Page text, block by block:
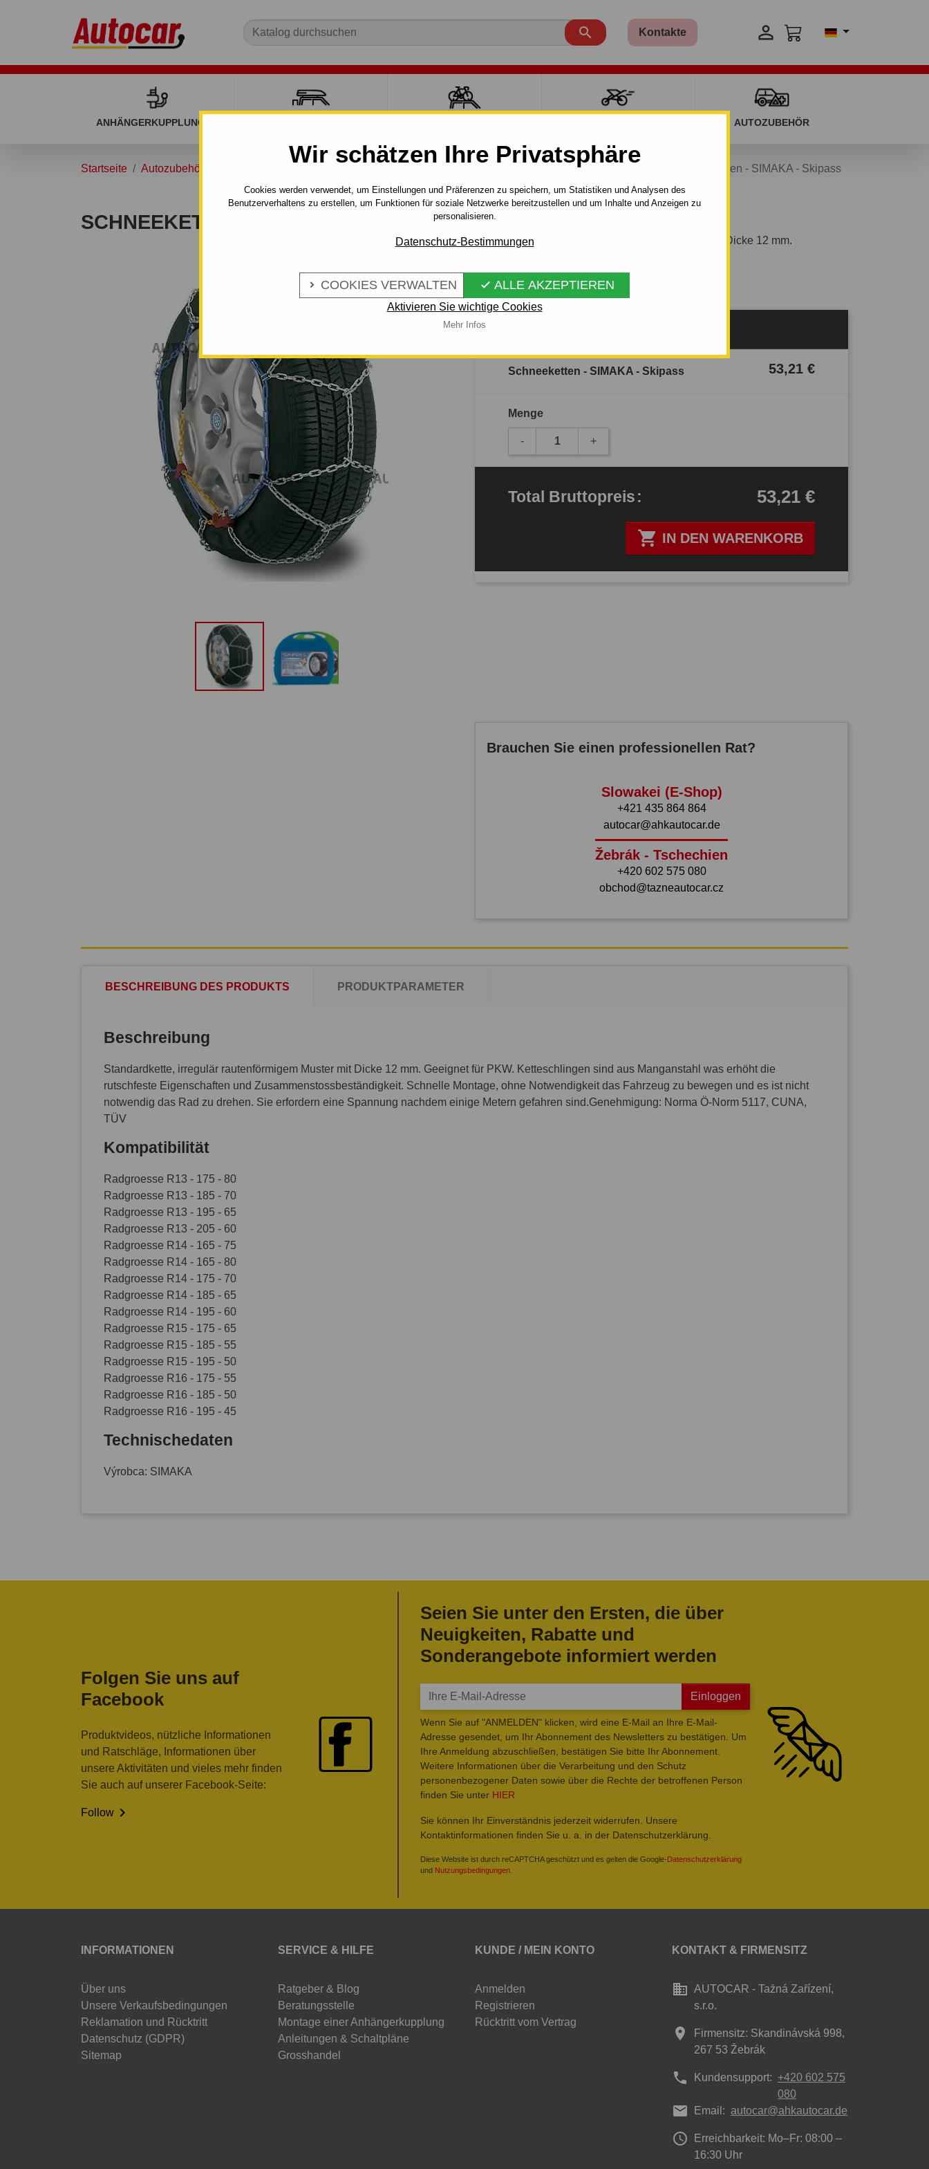
Wir schätzen Ihre Privatsphäre
Cookies werden verwendet, um Einstellungen und Präferenzen zu speichern, um Statistiken und Analysen des
Benutzerverhaltens zu erstellen, um Funktionen für soziale Netzwerke bereitzustellen und um Inhalte und Anzeigen zu
personalisieren.
Datenschutz-Bestimmungen
 COOKIES VERWALTEN  ALLE AKZEPTIEREN
Aktivieren Sie wichtige Cookies
Mehr Infos
 Kontakte 
ANHÄNGERKUPPLUNGEN AUTOZUBEHÖR
Startseite Autozubehör Schneeketten für Reifengröße R13 Schneeketten - SIMAKA - Skipass
SCHNEEKETTEN - SIMAKA - SKIPASS Artikel-Nr.:
Standardkette, irregulär rautenförmigem Muster mit Dicke 12 mm.
Schneeketten - SIMAKA - Skipass 53,21 €
Menge
- +
 IN DEN WARENKORB
Total Bruttopreis: 53,21 €
Brauchen Sie einen professionellen Rat?
Slowakei (E-Shop)
+421 435 864 864
autocar@ahkautocar.de
Žebrák - Tschechien
+420 602 575 080
obchod@tazneautocar.cz
BESCHREIBUNG DES PRODUKTS PRODUKTPARAMETER
Beschreibung
Standardkette, irregulär rautenförmigem Muster mit Dicke 12 mm. Geeignet für PKW. Ketteschlingen sind aus Manganstahl was erhöht die
rutschfeste Eigenschaften und Zusammenstossbeständigkeit. Schnelle Montage, ohne Notwendigkeit das Fahrzeug zu bewegen und es ist nicht
notwendig das Rad zu drehen. Sie erfordern eine Spannung nachdem einige Metern gefahren sind.Genehmigung: Norma Ö-Norm 5117, CUNA,
TÜV
Kompatibilität
Radgroesse R13 - 175 - 80
Radgroesse R13 - 185 - 70
Radgroesse R13 - 195 - 65
Radgroesse R13 - 205 - 60
Radgroesse R14 - 165 - 75
Radgroesse R14 - 165 - 80
Radgroesse R14 - 175 - 70
Radgroesse R14 - 185 - 65
Radgroesse R14 - 195 - 60
Radgroesse R15 - 175 - 65
Radgroesse R15 - 185 - 55
Radgroesse R15 - 195 - 50
Radgroesse R16 - 175 - 55
Radgroesse R16 - 185 - 50
Radgroesse R16 - 195 - 45
Technischedaten
Výrobca: SIMAKA
Folgen Sie uns auf
Facebook
Produktvideos, nützliche Informationen
und Ratschläge, Informationen über
unsere Aktivitäten und vieles mehr finden
Sie auch auf unserer Facebook-Seite:
Follow 
Seien Sie unter den Ersten, die über
Neuigkeiten, Rabatte und
Sonderangebote informiert werden
Einloggen
Wenn Sie auf "ANMELDEN" klicken, wird eine E-Mail an Ihre E-Mail-
Adresse gesendet, um Ihr Abonnement des Newsletters zu bestätigen. Um
Ihre Anmeldung abzuschließen, bestätigen Sie bitte Ihr Abonnement.
Weitere Informationen über die Verarbeitung und den Schutz
personenbezogener Daten sowie über die Rechte der betroffenen Person
finden Sie unter HIER
Sie können Ihr Einverständnis jederzeit widerrufen. Unsere
Kontaktinformationen finden Sie u. a. in der Datenschutzerklärung.
Diese Website ist durch reCAPTCHA geschützt und es gelten die Google-Datenschutzerklärung
und Nutzungsbedingungen
INFORMATIONEN
Über uns
Unsere Verkaufsbedingungen
Reklamation und Rücktritt
Datenschutz (GDPR)
Sitemap
SERVICE & HILFE
Ratgeber & Blog
Beratungsstelle
Montage einer Anhängerkupplung
Anleitungen & Schaltpläne
Grosshandel
KUNDE / MEIN KONTO
Anmelden
Registrieren
Rücktritt vom Vertrag
KONTAKT & FIRMENSITZ
business AUTOCAR - Tažná Zařízení,
s.r.o.
place
Firmensitz: Skandinávská 998,
267 53 Žebrák
phone Kundensupport: +420 602 575
080
mail Email: autocar@ahkautocar.de
access_time
Erreichbarkeit: Mo–Fr: 08:00 –
16:30 Uhr